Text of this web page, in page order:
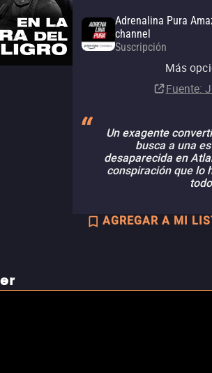
Adrenalina Pura
channel
Suscripción
Adrenalina Pura
SuscripciónMás
Fuente:
Un exagente
busca a una
desaparecida en
conspiración que lo
AGREGAR A MI